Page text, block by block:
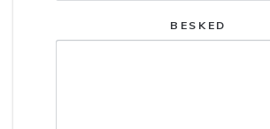
BESKED